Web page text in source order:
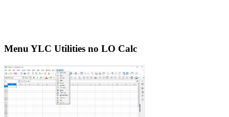
Menu YLC Utilities no LO Calc